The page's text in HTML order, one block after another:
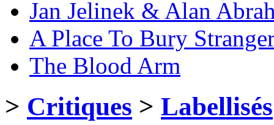
Jan Jelinek & Alan
A Place To Bury
The Blood Arm
> Critiques > Labellisés